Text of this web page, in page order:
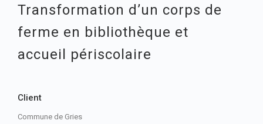
Transformation d’un corps de
ferme en bibliothèque et
accueil périscolaire
Client
Commune de Gries